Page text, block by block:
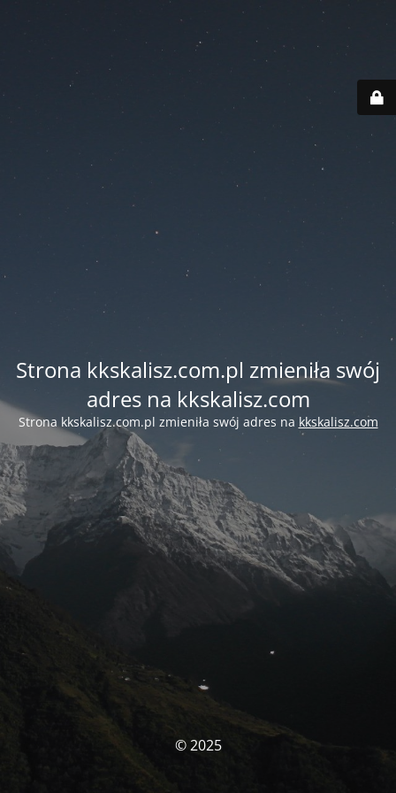
Strona kkskalisz.com.pl zmieniła swój
adres na kkskalisz.com
Strona kkskalisz.com.pl zmieniła swój adres na kkskalisz.com
© 2025